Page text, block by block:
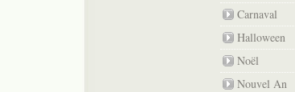
Carnaval
Halloween
Noël
Nouvel An